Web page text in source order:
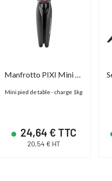
Mini pied de table - charge 1kg
24,64 € TTC
20,54 € HT